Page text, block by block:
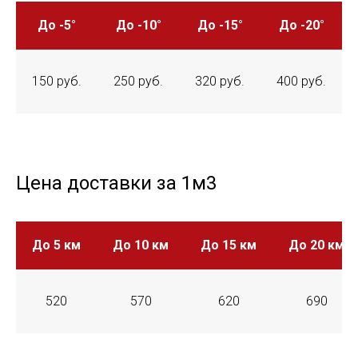
До -5° До -10° До -15° До -20°
150 руб. 250 руб. 320 руб. 400 руб.
Цена доставки за 1м3
До 5 км До 10 км До 15 км До 20 км
520 570 620 690